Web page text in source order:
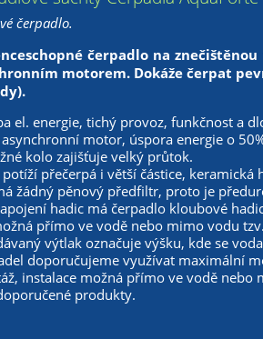
čerpadlo.
čerpadlo na
motorem. Dokáže čerpat
el. energie, tichý provoz, funkčnost a
motor, úspora energie o
kolo zajišťuje velký průtok.
potíží přečerpá i větší částice,
žádný pěnový předfiltr, proto je
hadic má čerpadlo kloubové
přímo ve vodě nebo mimo vodu
výtlak označuje výšku, kde se
doporučujeme využívat maximální
instalace možná přímo ve vodě
produkty.